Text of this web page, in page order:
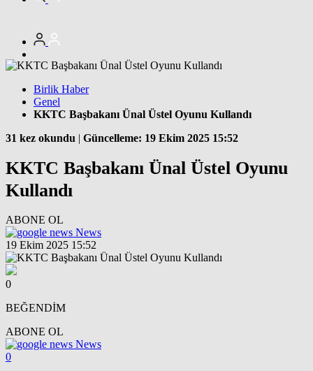
Birlik Haber
Genel
KKTC Başbakanı Ünal Üstel Oyunu Kullandı
31 kez okundu | Güncelleme: 19 Ekim 2025 15:52
KKTC Başbakanı Ünal Üstel Oyunu
Kullandı
ABONE OL
News
19 Ekim 2025 15:52
0
BEĞENDİM
ABONE OL
News
0